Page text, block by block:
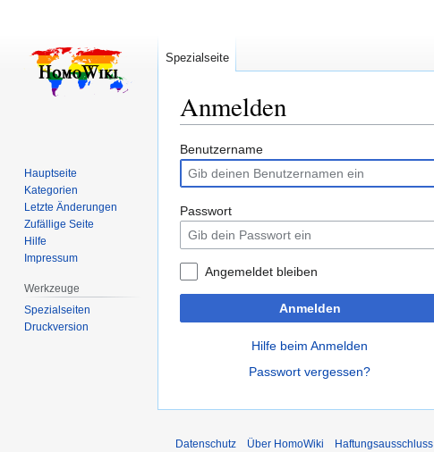
Anmelden
Zur
Navigation
springen
Zur
Suche
springen
Benutzername
Passwort
Angemeldet bleiben
Anmelden
Hilfe beim Anmelden
Passwort vergessen?
Spezialseite
Hauptseite
Kategorien
Letzte Änderungen
Zufällige Seite
Hilfe
Impressum
Werkzeuge
Spezialseiten
Druckversion
Datenschutz Über HomoWiki Haftungsausschluss